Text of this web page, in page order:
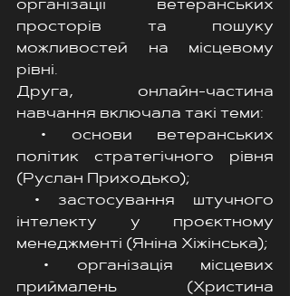
організації ветеранських
просторів та пошуку
можливостей на місцевому
рівні.
Друга, онлайн-частина
навчання включала такі теми:
• основи ветеранських
політик стратегічного рівня
(Руслан Приходько);
• застосування штучного
інтелекту у проєктному
менеджменті (Яніна Хіжінська);
• організація місцевих
приймалень (Христина